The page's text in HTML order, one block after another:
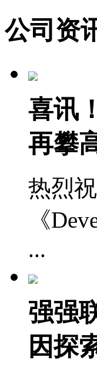
公司资
喜讯
再攀
热烈
《
...
强强
因探